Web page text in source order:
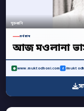
মুক্তধ্বনি
সর্বশেষ
আজ মওলানা
www.muktodhoni.com /